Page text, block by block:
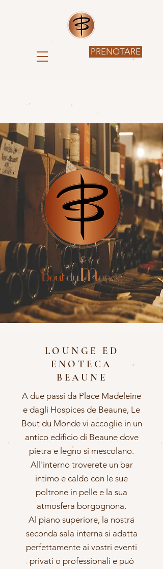
PRENOTARE
LOUNGE ED
ENOTECA
BEAUNE
A due passi da Place Madeleine
e dagli Hospices de Beaune, Le
Bout du Monde vi accoglie in un
antico edificio di Beaune dove
pietra e legno si mescolano.
All'interno troverete un bar
intimo e caldo con le sue
poltrone in pelle e la sua
atmosfera borgognona.
Al piano superiore, la nostra
seconda sala interna si adatta
perfettamente ai vostri eventi
privati o professionali e può